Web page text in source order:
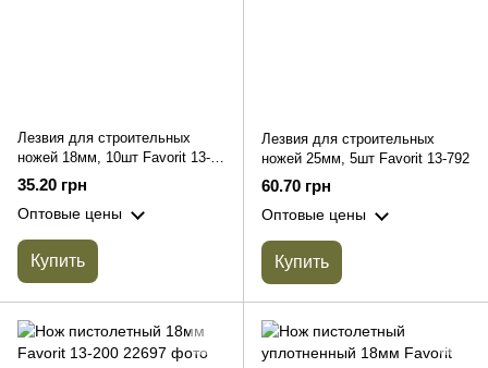
Лезвия для строительных
ножей 18мм, 10шт Favorit 13-
791
35.20 грн
Оптовые цены
Купить
Лезвия для строительных
ножей 25мм, 5шт Favorit 13-792
60.70 грн
Оптовые цены
Купить